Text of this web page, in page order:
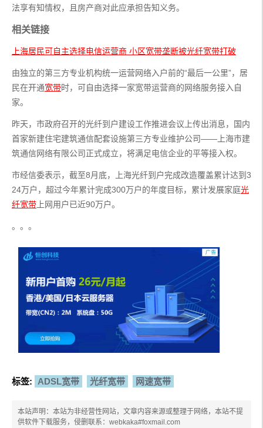
法享有知情权，且房产商对此应承担告知义务。
相关链接
上海居民可自主选择电信运营商 小区宽带垄断被光纤宽带打破
由独立的第三方专业机构统一运营网络入户前的“最后一公里”，居
民在开通宽带时，可自由选择一家宽带运营商的网络服务接入自
家。
昨天，市政府召开的光纤到户建设工作推进会议上传出消息，国内
首家新建住宅建筑通信配套设施第三方专业维护公司——上海市建
筑通信网络有限公司正式成立，将满足电信企业的平等接入权。
市经信委表示，截至8月底，上海光纤到户完成改造覆盖累计达到3
24万户，超过今年累计完成300万户的年度目标，累计发展家庭光
纤宽带 上网用户已近90万户。
。。。
标签: ADSL宽带 光纤宽带 网速宽带
本站声明：本站为非经营性网站，文章内容来源或整理于网络，本站不提
供软件下载服务，侵删联系：webkaka#foxmail.com